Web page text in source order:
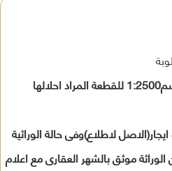
خريطة مساحية بمقياس رسم1:2500 للقطعة المراد احلالها
لاطلاع)وفى حالة الوراثية
موثق بالشهر العقارى مع اعلام